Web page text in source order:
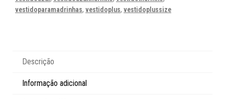
vestidoparamadrinhas, vestidoplus, vestidoplussize
Descrição
Informação adicional